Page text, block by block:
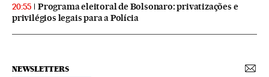
20:55
Programa eleitoral de Bolsonaro: privatizações e
privilégios legais para a Polícia
NEWSLETTERS